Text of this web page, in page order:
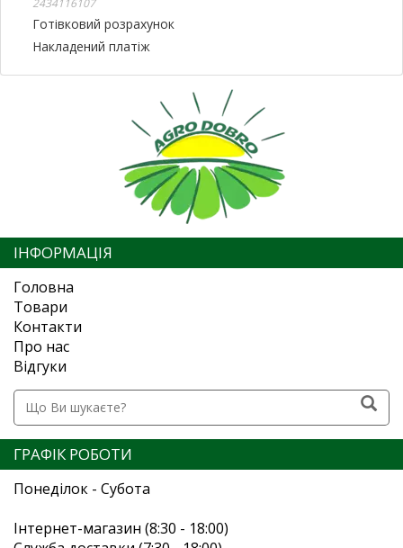
Готівковий розрахунок
Накладений платіж
ІНФОРМАЦІЯ
Головна
Товари
Контакти
Про нас
Відгуки
ГРАФІК РОБОТИ
Понеділок - Субота
Інтернет-магазин (8:30 - 18:00)